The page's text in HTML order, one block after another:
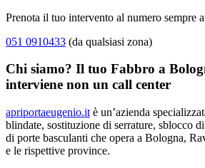
Prenota il tuo intervento al numero sempre
051 0910433 (da qualsiasi zona)
Chi siamo? Il tuo Fabbro a
interviene non un call center
apriportaeugenio.it è un’azienda
blindate, sostituzione di serrature, sblocco
di porte basculanti che opera a Bologna,
e le rispettive province.